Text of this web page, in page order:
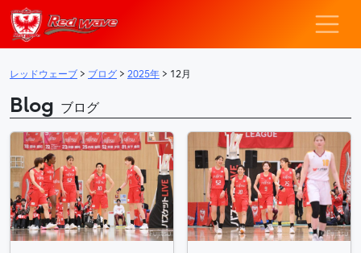
メインナビゲーション
レッドウェー
レッドウェーブ > ブログ > 2025年 > 12月
Blog ブログ